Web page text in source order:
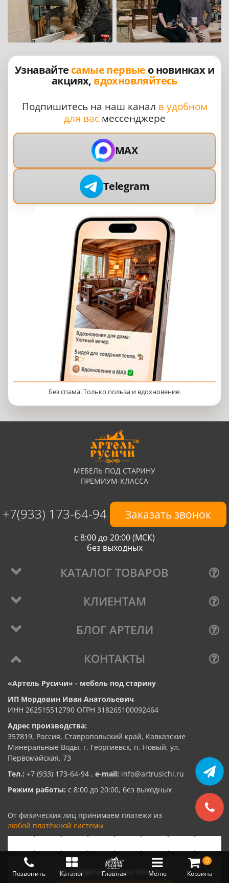
Меню
Позвонить Каталог Главная
0
Корзина
Узнавайте самые первые о новинках и
акциях, вдохновляйтесь
Подпишитесь на наш канал в удобном
для васмессенджере
MAX
Telegram
Без спама. Только польза и вдохновение.
МЕБЕЛЬ ПОД СТАРИНУ
ПРЕМИУМ-КЛАССА
+7(933) 173-64-94 Заказать звонок
с 8:00 до 20:00 (МСК)
без выходных
КАТАЛОГ ТОВАРОВ
КЛИЕНТАМ
БЛОГ АРТЕЛИ
КОНТАКТЫ
«Артель Русичи» - мебель под старину
ИП Мордовин Иван Анатольевич
ИНН 262515512790 ОГРН 318265100092464
Адрес производства:
357819, Россия, Ставропольский край, Кавказские
Минеральные Воды, г. Георгиевск, п. Новый, ул.
Первомайская, 73
Тел.: +7 (933) 173-64-94 , e-mail: info@artrusichi.ru
Режим работы: с 8:00 до 20:00, без выходных
От физических лиц принимаем платежи из
любой платёжной системы
От юридических лиц оплата